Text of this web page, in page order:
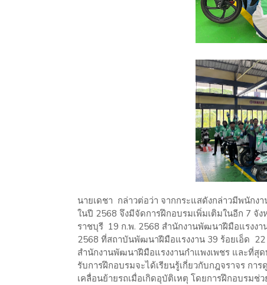
นายเดชา กล่าวต่อว่า จากกระแสดังกล่าวมีพนักง
ในปี 2568 จึงมีจัดการฝึกอบรมเพิ่มเติมในอีก 7
ราชบุรี 19 ก.พ. 2568 สำนักงานพัฒนาฝีมือแรงง
2568 ที่สถาบันพัฒนาฝีมือแรงงาน 39 ร้อยเอ็ด
สำนักงานพัฒนาฝีมือแรงงานกำแพงเพชร และที่สุ
รับการฝึกอบรมจะได้เรียนรู้เกี่ยวกับกฎจราจร กา
เคลื่อนย้ายรถเมื่อเกิดอุบัติเหตุ โดยการฝึกอบรมช่